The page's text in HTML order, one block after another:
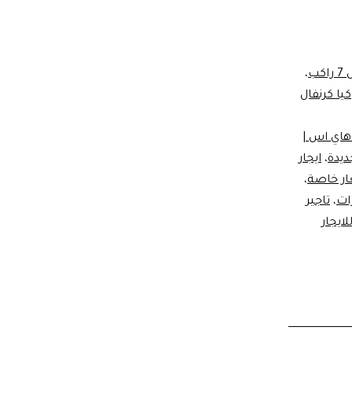
،
كيا كرنفال
هاي اس |
، ايجار
خاصة،
، تاجير